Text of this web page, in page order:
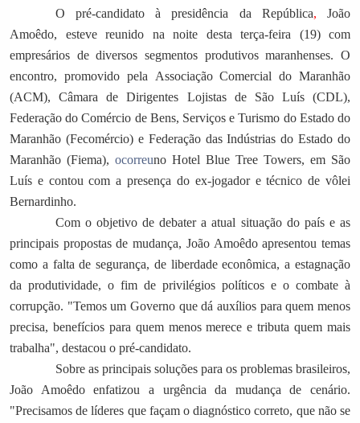
O pré-candidato à presidência da República, João
Amoêdo, esteve reunido na noite desta terça-feira (19) com
empresários de diversos segmentos produtivos maranhenses. O
encontro, promovido pela Associação Comercial do Maranhão
(ACM), Câmara de Dirigentes Lojistas de São Luís (CDL),
Federação do Comércio de Bens, Serviços e Turismo do Estado do
Maranhão (Fecomércio) e Federação das Indústrias do Estado do
Maranhão (Fiema), ocorreuno Hotel Blue Tree Towers, em São
Luís e contou com a presença do ex-jogador e técnico de vôlei
Bernardinho.
Com o objetivo de debater a atual situação do país e as
principais propostas de mudança, João Amoêdo apresentou temas
como a falta de segurança, de liberdade econômica, a estagnação
da produtividade, o fim de privilégios políticos e o combate à
corrupção. "Temos um Governo que dá auxílios para quem menos
precisa, benefícios para quem menos merece e tributa quem mais
trabalha", destacou o pré-candidato.
Sobre as principais soluções para os problemas brasileiros,
João Amoêdo enfatizou a urgência da mudança de cenário.
"Precisamos de líderes que façam o diagnóstico correto, que não se